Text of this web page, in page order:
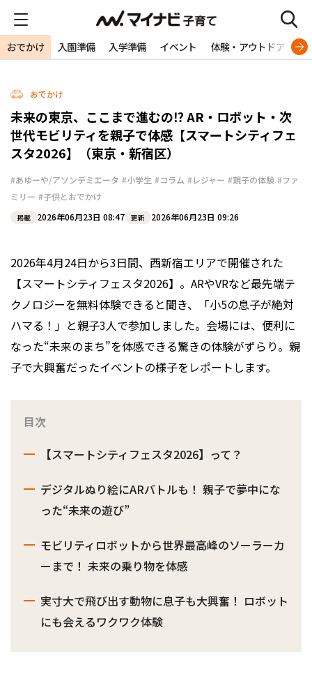
おでかけ 入園準備 入学準備 イベント 体験・アウトドア 旅
おでかけ
未来の東京、ここまで進むの⁉ AR・ロボット・次
世代モビリティを親子で体感【スマートシティフェ
スタ2026】（東京・新宿区）
#あゆーや/アソンデミエータ #小学生 #コラム #レジャー #親子の体験 #ファ
ミリー #子供とおでかけ
掲載 2026年06月23日 08:47 更新 2026年06月23日 09:26
2026年4月24日から3日間、西新宿エリアで開催された
【スマートシティフェスタ2026】。ARやVRなど最先端テ
クノロジーを無料体験できると聞き、「小5の息子が絶対
ハマる！」と親子3人で参加しました。会場には、便利に
なった“未来のまち”を体感できる驚きの体験がずらり。親
子で大興奮だったイベントの様子をレポートします。
目次
【スマートシティフェスタ2026】って？
デジタルぬり絵にARバトルも！ 親子で夢中にな
った“未来の遊び”
モビリティロボットから世界最高峰のソーラーカ
ーまで！ 未来の乗り物を体感
実寸大で飛び出す動物に息子も大興奮！ ロボット
にも会えるワクワク体験